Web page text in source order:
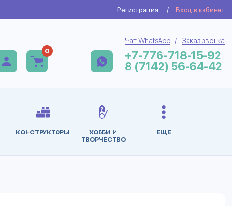
Регистрация / Вход в кабинет
0
Чат WhatsApp / Заказ звонка
+7-776-718-15-92
8 (7142) 56-64-42
КОНСТРУКТОРЫ
ХОББИ И
ТВОРЧЕСТВО
ЕЩЕ